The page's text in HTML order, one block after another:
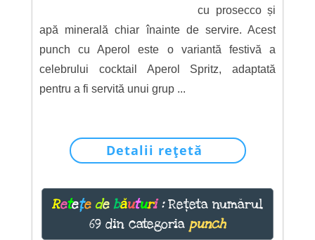
cu prosecco și
apă minerală chiar înainte de servire. Acest
punch cu Aperol este o variantă festivă a
celebrului cocktail Aperol Spritz, adaptată
pentru a fi servită unui grup ...
Detalii rețetă
Retețe de băuturi :Rețeta numărul
69 din categoria punch